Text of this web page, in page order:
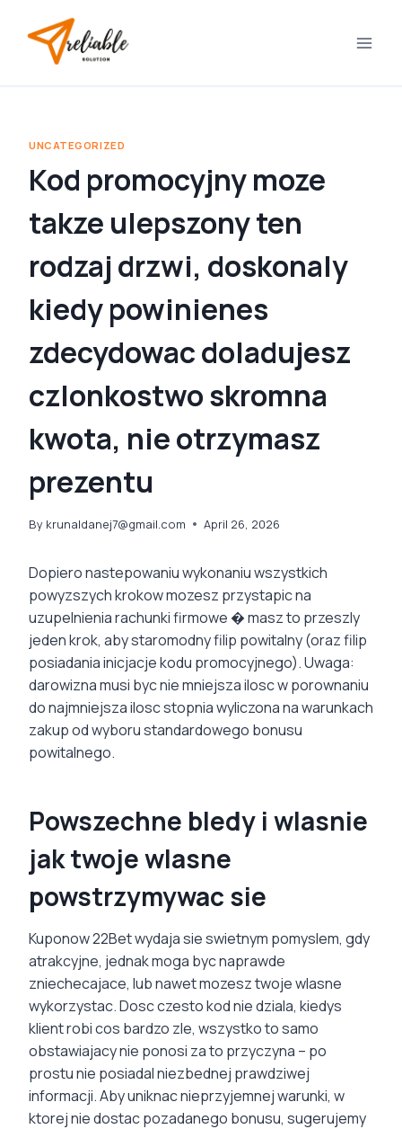
content
UNCATEGORIZED
Kod promocyjny moze
takze ulepszony ten
rodzaj drzwi, doskonaly
kiedy powinienes
zdecydowac doladujesz
czlonkostwo skromna
kwota, nie otrzymasz
prezentu
By krunaldanej7@gmail.com April 26, 2026
Dopiero nastepowaniu wykonaniu wszystkich
powyzszych krokow mozesz przystapic na
uzupelnienia rachunki firmowe � masz to przeszly
jeden krok, aby staromodny filip powitalny (oraz filip
posiadania inicjacje kodu promocyjnego). Uwaga:
darowizna musi byc nie mniejsza ilosc w porownaniu
do najmniejsza ilosc stopnia wyliczona na warunkach
zakup od wyboru standardowego bonusu
powitalnego.
Powszechne bledy i wlasnie
jak twoje wlasne
powstrzymywac sie
Kuponow 22Bet wydaja sie swietnym pomyslem, gdy
atrakcyjne, jednak moga byc naprawde
zniechecajace, lub nawet mozesz twoje wlasne
wykorzystac. Dosc czesto kod nie dziala, kiedys
klient robi cos bardzo zle, wszystko to samo
obstawiajacy nie ponosi za to przyczyna – po
prostu nie posiadal niezbednej prawdziwej
informacji. Aby uniknac nieprzyjemnej warunki, w
ktorej nie dostac pozadanego bonusu, sugerujemy